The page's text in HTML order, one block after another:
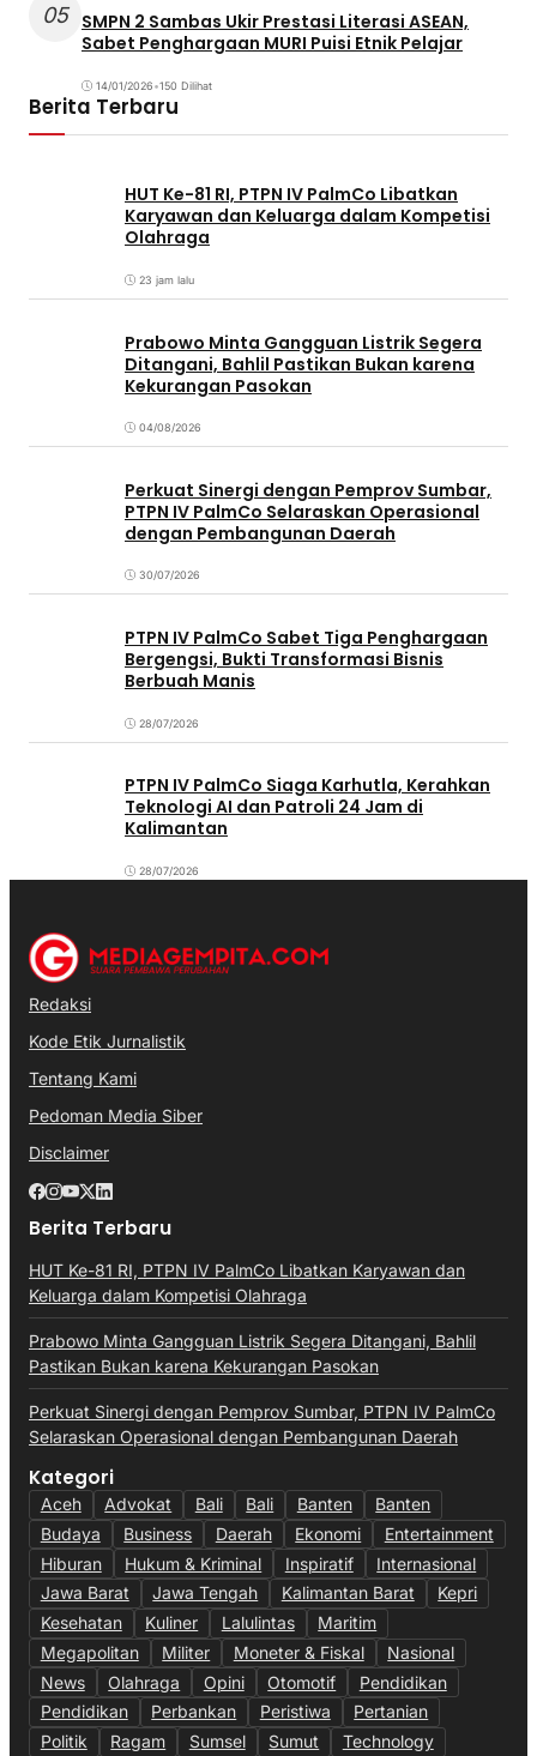
05 SMPN 2 Sambas Ukir Prestasi Literasi ASEAN,
Sabet Penghargaan MURI Puisi Etnik Pelajar
14/01/2026•150 Dilihat
Berita Terbaru
HUT Ke-81 RI, PTPN IV PalmCo Libatkan
Karyawan dan Keluarga dalam Kompetisi
Olahraga
23 jam lalu
Prabowo Minta Gangguan Listrik Segera
Ditangani, Bahlil Pastikan Bukan karena
Kekurangan Pasokan
04/08/2026
Perkuat Sinergi dengan Pemprov Sumbar,
PTPN IV PalmCo Selaraskan Operasional
dengan Pembangunan Daerah
30/07/2026
PTPN IV PalmCo Sabet Tiga Penghargaan
Bergengsi, Bukti Transformasi Bisnis
Berbuah Manis
28/07/2026
PTPN IV PalmCo Siaga Karhutla, Kerahkan
Teknologi AI dan Patroli 24 Jam di
Kalimantan
28/07/2026
Redaksi
Kode Etik Jurnalistik
Tentang Kami
Pedoman Media Siber
Disclaimer
Berita Terbaru
HUT Ke-81 RI, PTPN IV PalmCo Libatkan Karyawan dan
Keluarga dalam Kompetisi Olahraga
Prabowo Minta Gangguan Listrik Segera Ditangani, Bahlil
Pastikan Bukan karena Kekurangan Pasokan
Perkuat Sinergi dengan Pemprov Sumbar, PTPN IV PalmCo
Selaraskan Operasional dengan Pembangunan Daerah
Kategori
Aceh Advokat Bali Bali Banten
Banten
Budaya
Business Daerah Ekonomi
Entertainment
Hiburan
Hukum & Kriminal Inspiratif
Internasional
Jawa Barat
Jawa Tengah Kalimantan Barat
Kepri
Kesehatan
Kuliner Lalulintas
Maritim
Megapolitan
Militer Moneter & Fiskal
Nasional
News
Olahraga Opini Otomotif
Pendidikan
Pendidikan
Perbankan Peristiwa
Pertanian
Politik
Ragam Sumsel Sumut Technology